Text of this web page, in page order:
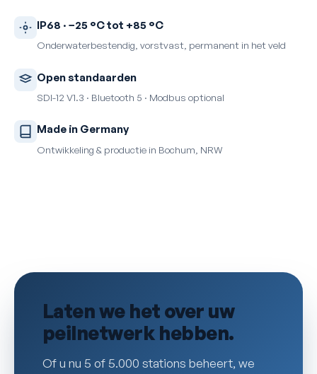
IP68 · −25 °C tot +85 °C
Onderwaterbestendig, vorstvast, permanent in het veld
Open standaarden
SDI-12 V1.3 · Bluetooth 5 · Modbus optional
Made in Germany
Ontwikkeling & productie in Bochum, NRW
Laten we het over uw
peilnetwerk hebben.
Of u nu 5 of 5.000 stations beheert, we